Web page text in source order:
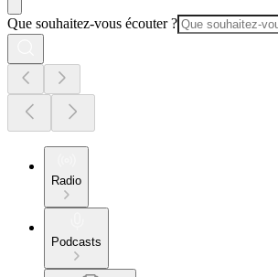
Que souhaitez-vous écouter ?
Radio
Podcasts